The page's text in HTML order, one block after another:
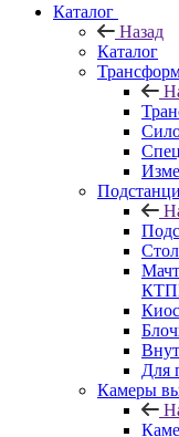
Каталог
Назад
Каталог
Для
Камеры